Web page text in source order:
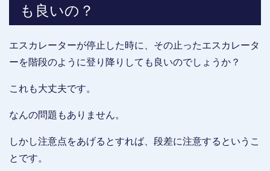
も良いの？
エスカレーターが停止した時に、その止ったエスカレータ
ーを階段のように登り降りしても良いのでしょうか？
これも大丈夫です。
なんの問題もありません。
しかし注意点をあげるとすれば、段差に注意するというこ
とです。